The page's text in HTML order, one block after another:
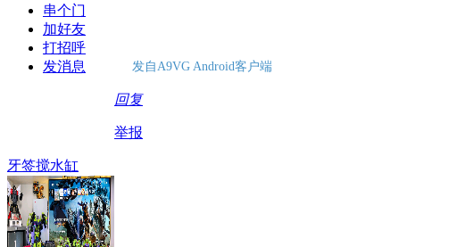
串个门
加好友
打招呼
发消息
发自A9VG Android客户端
回复
举报
牙签搅水缸